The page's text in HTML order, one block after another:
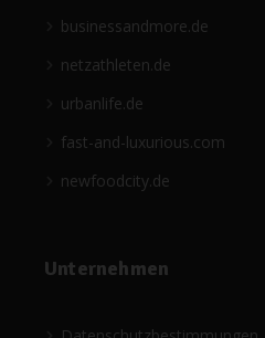
businessandmore.de
netzathleten.de
urbanlife.de
fast-and-luxurious.com
newfoodcity.de
Unternehmen